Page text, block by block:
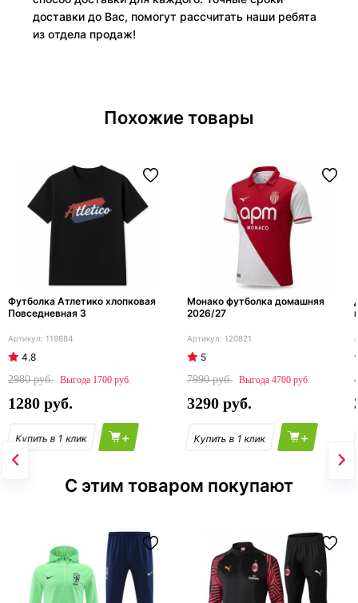
доставки до Вас, помогут рассчитать наши ребята
из отдела продаж!
Похожие товары
Футболка Атлетико хлопковая
Повседневная 3
119884
4.8
2980
1700
1280
+
Монако футболка домашняя
2026/27
120821
5
7990
4700
3290
+
С этим товаром покупают